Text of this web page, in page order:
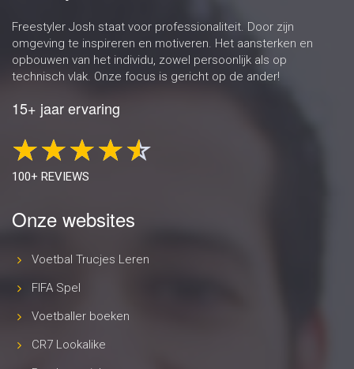
Freestyler Josh staat voor professionaliteit. Door zijn
omgeving te inspireren en motiveren. Het aansterken en
opbouwen van het individu, zowel persoonlijk als op
technisch vlak. Onze focus is gericht op de ander!
15+ jaar ervaring
100+ REVIEWS
Onze websites
Voetbal Trucjes Leren
FIFA Spel
Voetballer boeken
CR7 Lookalike